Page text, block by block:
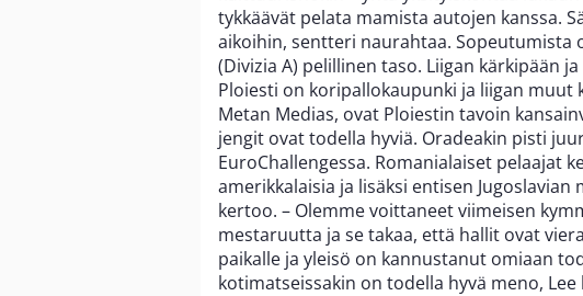
tykkäävät pelata mamista autojen kanssa.
aikoihin, sentteri naurahtaa. Sopeutumista
(Divizia A) pelillinen taso. Liigan kärkipään
Ploiesti on koripallokaupunki ja liigan muut
Metan Medias, ovat Ploiestin tavoin
jengit ovat todella hyviä. Oradeakin pisti
EuroChallengessa. Romanialaiset pelaajat
amerikkalaisia ja lisäksi entisen
kertoo. – Olemme voittaneet viimeisen
mestaruutta ja se takaa, että hallit ovat
paikalle ja yleisö on kannustanut omiaan
kotimatseissakin on todella hyvä meno, Lee